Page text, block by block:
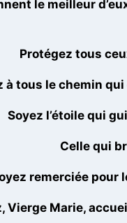
le meilleur
Protégez tous
à tous le chemin
Soyez l’étoile qui
Celle qui
remerciée pour
Vierge Marie,